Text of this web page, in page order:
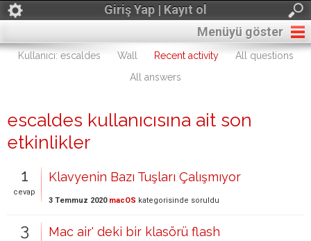
Giriş Yap | Kayıt ol
Menüyü göster
Kullanıcı: escaldes Wall Recent activity
All questions
All answers
escaldes kullanıcısına ait son
etkinlikler
1
cevap
Klavyenin Bazı Tuşları Çalışmıyor
3 Temmuz 2020 macOS kategorisinde soruldu
3
Mac air' deki bir klasörü flash